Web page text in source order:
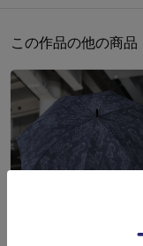
らいました。
刻一刻と時を刻む秒針
グナパレス」の姿を彷
シースルーバックの裏
エットをプリントし、
二人の姿を想起させる
レス」の魅力の一端に
※裏蓋に入る柄の向き
13.5cm 20cm
サイズガイドページは
この作品の他の商品